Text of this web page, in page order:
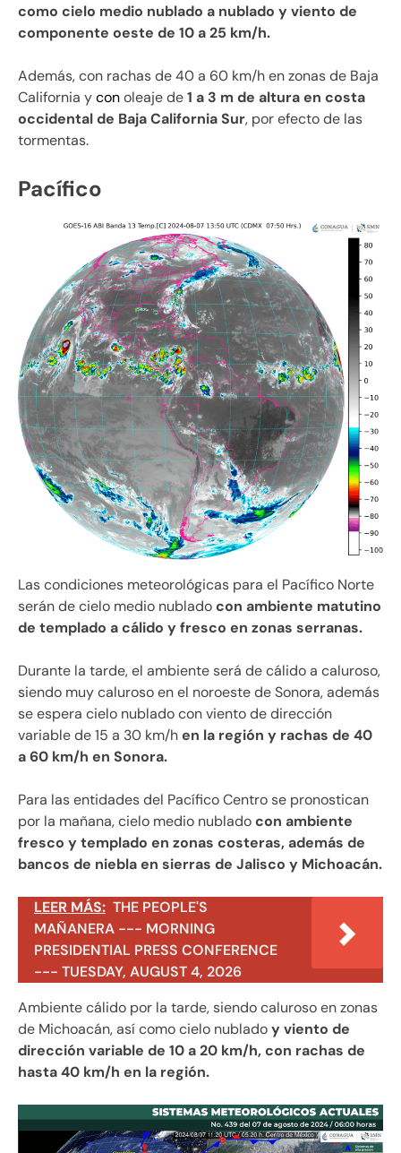
como cielo medio nublado a nublado y viento de
componente oeste de 10 a 25 km/h.
Además, con rachas de 40 a 60 km/h en zonas de Baja
California yconoleaje de1 a 3 m de altura en costa
occidental de Baja California Sur, por efecto de las
tormentas.
Pacífico
Las condiciones meteorológicas para el Pacífico Norte
serán de cielo medio nubladocon ambiente matutino
de templado a cálido y fresco en zonas serranas.
Durante la tarde, el ambiente será de cálido a caluroso,
siendo muy caluroso en el noroeste de Sonora, además
se espera cielo nublado con viento de dirección
variable de 15 a 30 km/hen la región y rachas de 40
a 60 km/h en Sonora.
Para las entidades del Pacífico Centro se pronostican
por la mañana, cielo medio nubladocon ambiente
fresco y templado en zonas costeras, además de
bancos de niebla en sierras de Jalisco y Michoacán.
LEER MÁS: THE PEOPLE'S
MAÑANERA --- MORNING
PRESIDENTIAL PRESS CONFERENCE
--- TUESDAY, AUGUST 4, 2026
Ambiente cálido por la tarde, siendo caluroso en zonas
de Michoacán, así como cielo nubladoy viento de
dirección variable de 10 a 20 km/h, con rachas de
hasta 40 km/h en la región.